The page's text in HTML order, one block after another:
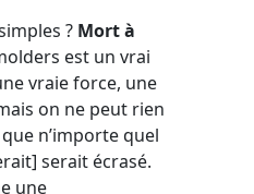
? Mort à
est un vrai
vraie force, une
on ne peut rien
n’importe quel
serait écrasé.
une